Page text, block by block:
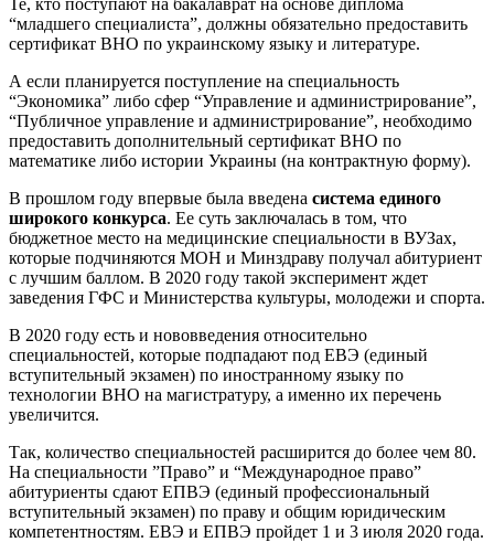
Те, кто поступают на бакалаврат на основе диплома
“младшего специалиста”, должны обязательно предоставить
сертификат ВНО по украинскому языку и литературе.
А если планируется поступление на специальность
“Экономика” либо сфер “Управление и администрирование”,
“Публичное управление и администрирование”, необходимо
предоставить дополнительный сертификат ВНО по
математике либо истории Украины (на контрактную форму).
В прошлом году впервые была введена система единого
широкого конкурса. Ее суть заключалась в том, что
бюджетное место на медицинские специальности в ВУЗах,
которые подчиняются МОН и Минздраву получал абитуриент
с лучшим баллом. В 2020 году такой эксперимент ждет
заведения ГФС и Министерства культуры, молодежи и спорта.
В 2020 году есть и нововведения относительно
специальностей, которые подпадают под ЕВЭ (единый
вступительный экзамен) по иностранному языку по
технологии ВНО на магистратуру, а именно их перечень
увеличится.
Так, количество специальностей расширится до более чем 80.
На специальности ”Право” и “Международное право”
абитуриенты сдают ЕПВЭ (единый профессиональный
вступительный экзамен) по праву и общим юридическим
компетентностям. ЕВЭ и ЕПВЭ пройдет 1 и 3 июля 2020 года.